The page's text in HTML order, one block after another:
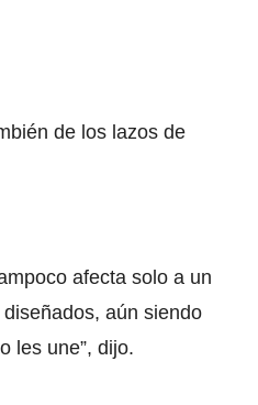
de los lazos de
afecta solo a un
aún siendo
les une”, dijo.